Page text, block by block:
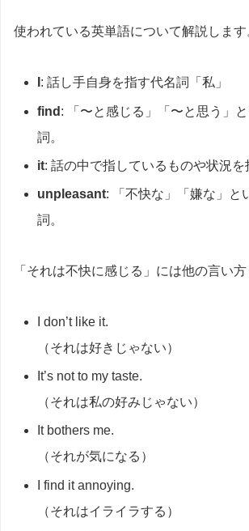
使われている英単語について解説します
: 話し手自身を指す代名詞「私」
find : 「〜と感じる」「〜と思う」
詞。
it: 話の中で指しているものや状況を
unpleasant: 「不快な」「嫌な」と
詞。
「それは不快に感じる」には他の言い方
I don’t like it.
（それは好きじゃない）
It’s not to my taste.
（それは私の好みじゃない）
It bothers me.
（それが気になる）
I find it annoying.
（それはイライラする）